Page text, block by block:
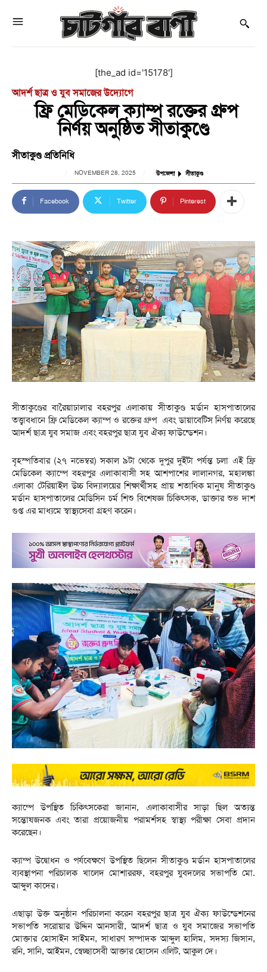
[the_ad id='15178']
আদর্শ ছাত্র ও যুব সমাজের উদ্যোগে
ফ্রি মেডিকেল ক্যাম্প রক্তের গ্রুপ
নির্ণয় অনুষ্ঠিত সীতাকুণ্ডে
সীতাকুণ্ড প্রতিনিধি
NOVEMBER 28, 2025 উপজেলা সীতাকুণ্ড
Facebook Twitter Pinterest
সীতাকুণ্ডের বারৈয়াঢালার বহরপুর এলাকায় সীতাকুণ্ড মর্ডান হাসপাতালের
তত্ত্বাবধানে ফ্রি মেডিকেল ক্যাম্প ও রক্তের গ্রুপ এবং ডায়াবেটিস নির্ণয় করেছে
আদর্শ ছাত্র যুব সমাজ এবং বহরপুর ছাত্র যুব ঐক্য ফাউন্ডেশন।
বৃহস্পতিবার (২৭ নভেম্বর) সকাল ৯টা থেকে দুপুর দুইটা পর্যন্ত চলা এই ফ্রি
মেডিকেল ক্যাম্পে বহরপুর এলাকাবাসী সহ আশপাশের লালানগর, মহালঙ্কা
এলাকা টেরিয়াইল উচ্চ বিদ্যালয়ের শিক্ষার্থীসহ প্রায় শতাধিক মানুষ সীতাকুণ্ড
মর্ডান হাসপাতালের মেডিসিন চর্ম শিশু বিশেষজ্ঞ চিকিৎসক, ডাক্তার শুভ দাশ
গুপ্ত এর মাধ্যমে স্বাস্থ্যসেবা গ্রহণ করেন।
ক্যাম্পে উপস্থিত চিকিৎসকেরা জানান, এলাকাবাসীর সাড়া ছিল অত্যন্ত
সন্তোষজনক এবং তারা প্রয়োজনীয় পরামর্শসহ স্বাস্থ্য পরীক্ষা সেবা প্রদান
করেছেন।
ক্যাম্প উদ্বোধন ও পর্যবেক্ষণে উপস্থিত ছিলেন সীতাকুণ্ড মর্ডান হাসপাতালের
ব্যবস্থাপনা পরিচালক খালেদ মোশাররফ, বহরপুর যুবদলের সভাপতি মো.
আব্দুল কাদের।
এছাড়া উক্ত অনুষ্ঠান পরিচালনা করেন বহরপুর ছাত্র যুব ঐক্য ফাউন্ডেশনের
সভাপতি সরোয়ার উদ্দিন আনসারী, আদর্শ ছাত্র ও যুব সমাজের সভাপতি
মোক্তার হোসাইন সাইমন, সাধারণ সম্পাদক আব্দুল হালিম, সদস্য জিসান,
রনি, সানি, আইমন, স্বেচ্ছাসেবী আক্তার হোসেন এলিট, আকুল দে।